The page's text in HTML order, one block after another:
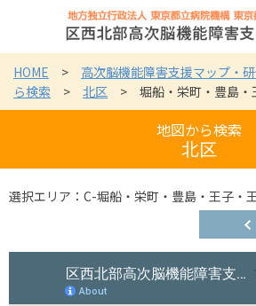
HOME > 高次脳機能障害支援マップ・
ら検索 > 北区 > 堀船・栄町・豊島・
地図から検索
北区
選択エリア：C-堀船・栄町・豊島・王子・